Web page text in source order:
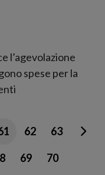
l’agevolazione
spese per la
62 63
69 70